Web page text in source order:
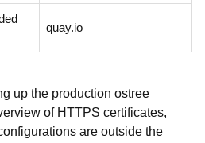
quay.io
up the production ostree
of HTTPS certificates,
are outside the